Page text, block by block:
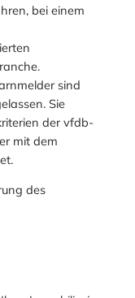
bei einem
sind
Sie
der vfdb-
mit dem
des